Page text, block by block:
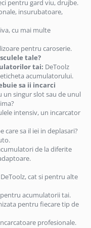
pentru gard viu, drujbe.
insurubatoare,
cu mai multe
pentru caroserie.
tale?
tai: DeToolz
eticheta acumulatorului.
sa ii incarci
un singur slot sau de unul
intensiv, un incarcator
care sa il iei in deplasari?
de la diferite
cat si pentru alte
acumulatorii tai.
pentru fiecare tip de
profesionale.